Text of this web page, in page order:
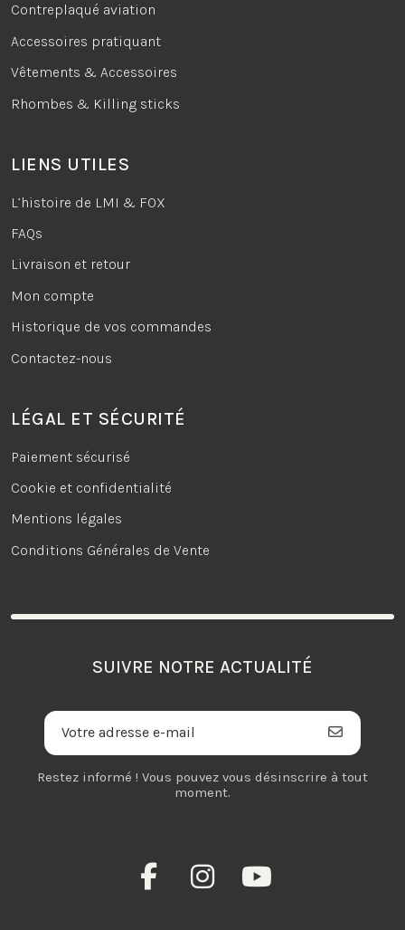
Contreplaqué aviation
Accessoires pratiquant
Vêtements & Accessoires
Rhombes & Killing sticks
LIENS UTILES
L’histoire de LMI & FOX
FAQs
Livraison et retour
Mon compte
Historique de vos commandes
Contactez-nous
LÉGAL ET SÉCURITÉ
Paiement sécurisé
Cookie et confidentialité
Mentions légales
Conditions Générales de Vente
SUIVRE NOTRE ACTUALITÉ
Restez informé ! Vous pouvez vous désinscrire à tout
moment.